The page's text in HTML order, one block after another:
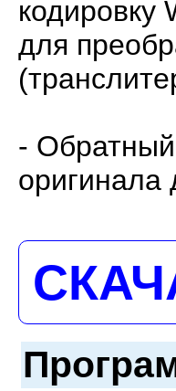
кодировку
для
-
оригинала